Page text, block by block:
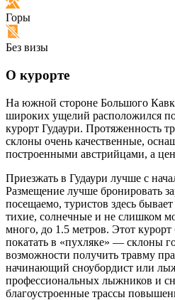
Горы
Без визы
О курорте
На южной стороне Большого
широких ущелий расположился
курорт Гудаури. Протяженность
склоны очень качественные,
построенными австрийцами, а
Приезжать в Гудаури лучше с
Размещение лучше бронировать
посещаемо, туристов здесь
тихие, солнечные и не слишком
много, до 1.5 метров. Этот курорт
покатать в «пухляке» — склоны
возможности получить травму
начинающий сноубордист или
профессиональных лыжников и
благоустроенные трассы